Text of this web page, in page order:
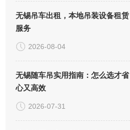
无锡吊车出租，本地吊装设备租赁
服务
2026-08-04
无锡随车吊实用指南：怎么选才省
心又高效
2026-07-31